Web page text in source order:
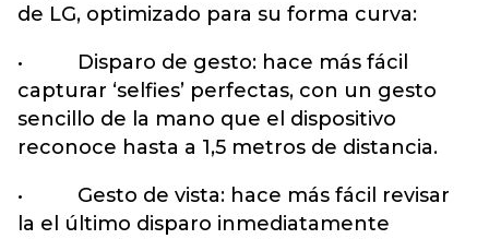
de LG, optimizado para su forma curva:
• Disparo de gesto: hace más fácil
capturar ‘selfies’ perfectas, con un gesto
sencillo de la mano que el dispositivo
reconoce hasta a 1,5 metros de distancia.
• Gesto de vista: hace más fácil revisar
la el último disparo inmediatamente